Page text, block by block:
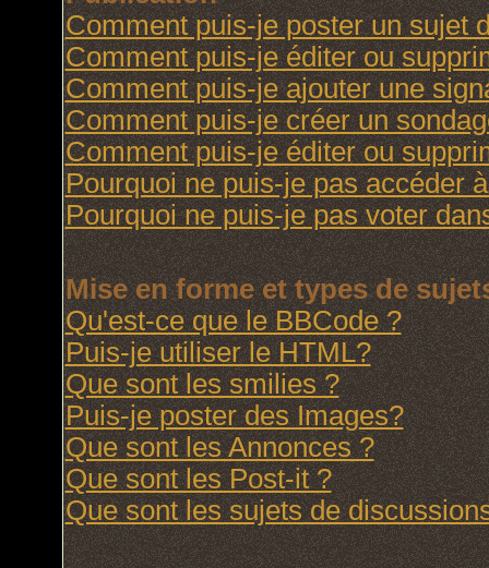
Comment puis-je poster un sujet
Comment puis-je éditer ou
Comment puis-je ajouter une
Comment puis-je créer un
Comment puis-je éditer ou
Pourquoi ne puis-je pas accéder
Pourquoi ne puis-je pas voter
Mise en forme et types de
Qu'est-ce que le BBCode ?
Puis-je utiliser le HTML?
Que sont les smilies ?
Puis-je poster des Images?
Que sont les Annonces ?
Que sont les Post-it ?
Que sont les sujets de